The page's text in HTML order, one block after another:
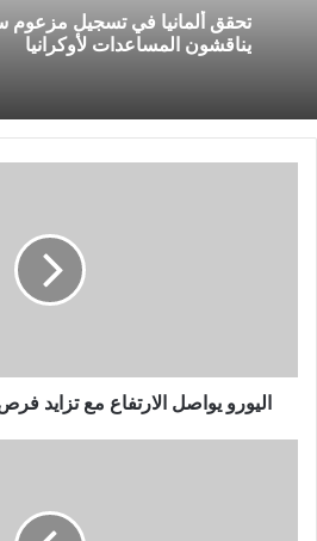
تحقق ألمانيا في تسجيل مزعوم
يناقشون المساعدات لأوكرانيا
في
أوروبااليورو يواصل الارتفاع مع تزايد